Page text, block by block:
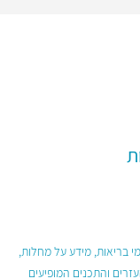
בריאות, מידע על מחלות,
והתכנים המופיעים